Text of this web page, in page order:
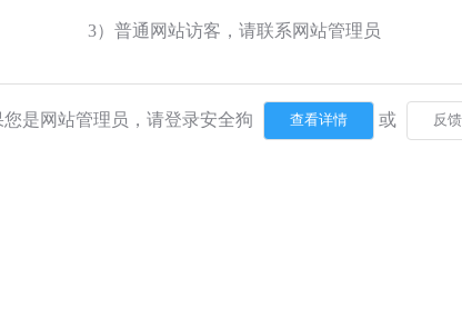
3）普通网站访客，请联系网站管理员
您是网站管理员，请登录安全狗 或